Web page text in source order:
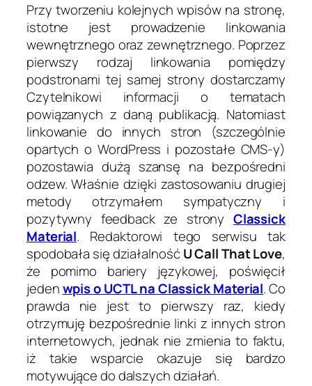
Przy tworzeniu kolejnych wpisów na stronę,
istotne jest prowadzenie linkowania
wewnętrznego oraz zewnętrznego. Poprzez
pierwszy rodzaj linkowania pomiędzy
podstronami tej samej strony dostarczamy
Czytelnikowi informacji o tematach
powiązanych z daną publikacją. Natomiast
linkowanie do innych stron (szczególnie
opartych o WordPress i pozostałe CMS-y)
pozostawia dużą szansę na bezpośredni
odzew. Właśnie dzięki zastosowaniu drugiej
metody otrzymałem sympatyczny i
pozytywny feedback ze strony Classick
Material. Redaktorowi tego serwisu tak
spodobała się działalnośćU Call That Love,
że pomimo bariery językowej, poświęcił
jedenwpis o UCTL na Classick Material. Co
prawda nie jest to pierwszy raz, kiedy
otrzymuję bezpośrednie linki z innych stron
internetowych, jednak nie zmienia to faktu,
iż takie wsparcie okazuje się bardzo
motywujące do dalszych działań.